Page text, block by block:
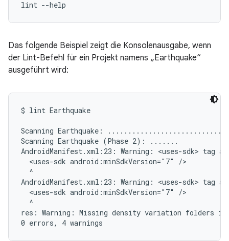
lint --help
Das folgende Beispiel zeigt die Konsolenausgabe, wenn
der Lint-Befehl für ein Projekt namens „Earthquake“
ausgeführt wird:
$ lint Earthquake
Scanning Earthquake:
Scanning Earthquake (Phase 2): .......
AndroidManifest.xml:23: Warning: <uses-sdk> tag
  <uses-sdk android:minSdkVersion="7" />
  ^
AndroidManifest.xml:23: Warning: <uses-sdk>
  <uses-sdk android:minSdkVersion="7" />
  ^
res: Warning: Missing density variation folders in